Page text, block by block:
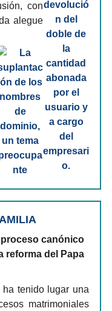
con
alegue
canónico
reforma del Papa
tenido lugar una
matrimoniales